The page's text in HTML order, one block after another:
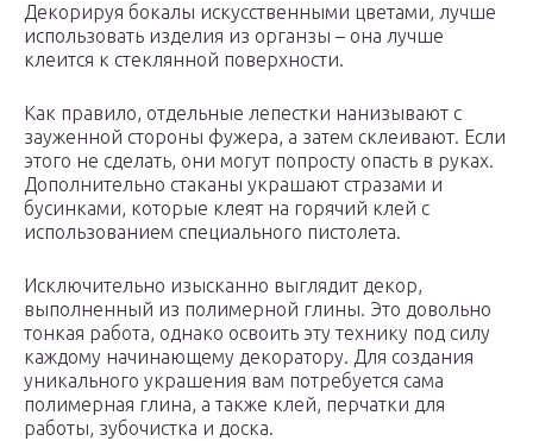
Декорируя бокалы искусственными цветами, лучше
использовать изделия из органзы – она лучше
клеится к стеклянной поверхности.
Как правило, отдельные лепестки нанизывают с
зауженной стороны фужера, а затем склеивают. Если
этого не сделать, они могут попросту опасть в руках.
Дополнительно стаканы украшают стразами и
бусинками, которые клеят на горячий клей с
использованием специального пистолета.
Исключительно изысканно выглядит декор,
выполненный из полимерной глины. Это довольно
тонкая работа, однако освоить эту технику под силу
каждому начинающему декоратору. Для создания
уникального украшения вам потребуется сама
полимерная глина, а также клей, перчатки для
работы, зубочистка и доска.